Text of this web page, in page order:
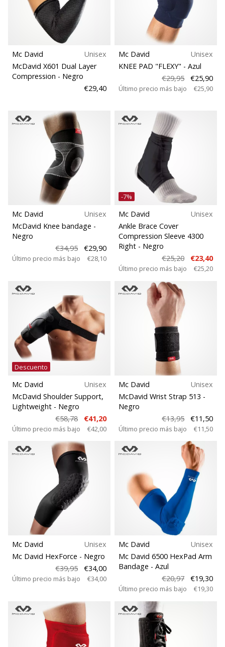
voleibol
Navidad
para
jugadores
consejos
perfecto!
Encuentra…
11. 8. 2022
•
2 min. de lectura
en
embajador
Weplayvolleyball!
¿Te
consideras
un
jugón?
queremos
en
nuestro
artículos
Corte
Deporte
Mc David
Unisex
McDavid X601 Dual Layer
Compression - Negro
€29,40
Mc David
Unisex
KNEE PAD "FLEXY" - Azul
€29,95
€25,90
Último precio más bajo €25,90
Mc David
Unisex
McDavid Knee bandage -
Negro
€34,95
€29,90
Último precio más bajo €28,10
-7%
Mc David
Unisex
Ankle Brace Cover
Compression Sleeve 4300
Right - Negro
€25,20
€23,40
Último precio más bajo €25,20
Descuento
Mc David
Unisex
McDavid Shoulder Support,
Lightweight - Negro
€58,78
€41,20
Último precio más bajo €42,00
Mc David
Unisex
McDavid Wrist Strap 513 -
Negro
€13,95
€11,50
Último precio más bajo €11,50
Mc David
Unisex
Mc David HexForce - Negro
€39,95
€34,00
Último precio más bajo €34,00
Mc David
Unisex
Mc David 6500 HexPad Arm
Bandage - Azul
€20,97
€19,30
Último precio más bajo €19,30